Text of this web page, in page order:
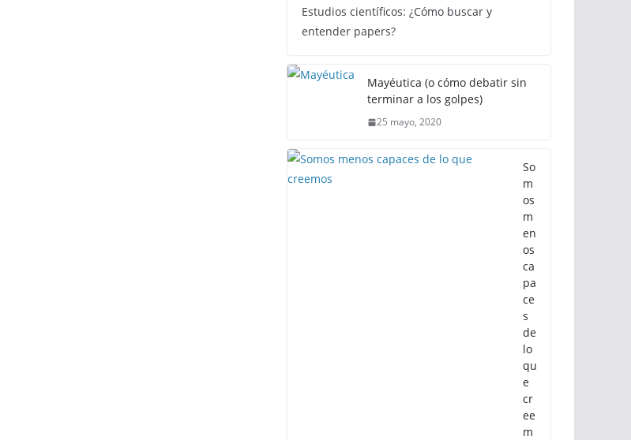
Estudios científicos: ¿Cómo buscar y
entender papers?
Mayéutica (o cómo debatir sin
terminar a los golpes)
25 mayo, 2020
So
m
os
m
en
os
ca
pa
ce
s
de
lo
qu
e
cr
ee
m